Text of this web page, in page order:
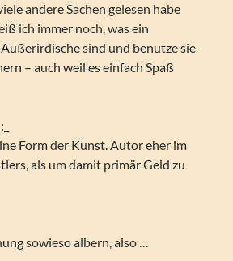
andere Sachen gelesen habe
ich immer noch, was ein
sind und benutze sie
– auch weil es einfach Spaß
Form der Kunst. Autor eher im
als um damit primär Geld zu
sowieso albern, also …